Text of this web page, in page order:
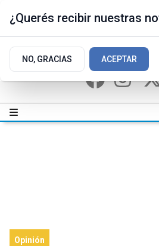
Opinión
¿Querés recibir nuestras
NO, GRACIAS ACEPTAR